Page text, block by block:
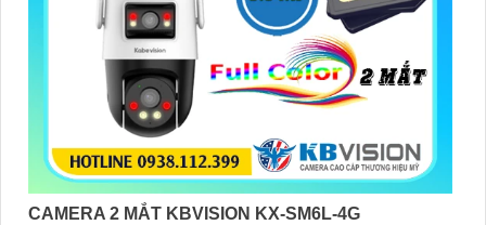
CAMERA 2 MẮT KBVISION KX-SM6L-4G